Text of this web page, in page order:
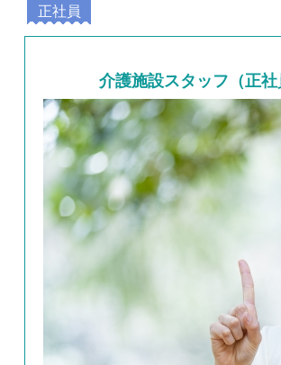
正社員
介護施設スタッフ（正社